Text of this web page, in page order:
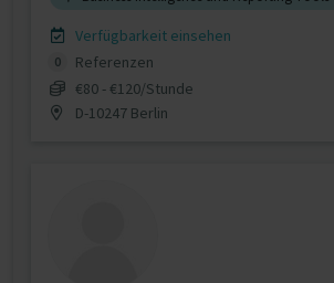
Verfügbarkeit einsehen
0
Referenzen
€80 - €120/Stunde
D-10247 Berlin